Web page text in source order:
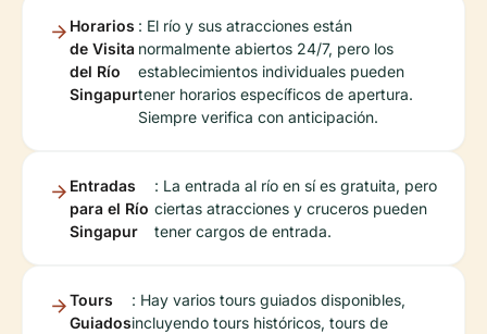
Horarios
de Visita
del Río
Singapur
: El río y sus atracciones están
normalmente abiertos 24/7, pero los
establecimientos individuales pueden
tener horarios específicos de apertura.
Siempre verifica con anticipación.
Entradas
para el Río
Singapur
: La entrada al río en sí es gratuita, pero
ciertas atracciones y cruceros pueden
tener cargos de entrada.
Tours
Guiados
: Hay varios tours guiados disponibles,
incluyendo tours históricos, tours de